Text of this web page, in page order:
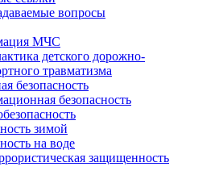
вопросы
МЧС
детского дорожно-
травматизма
безопасность
безопасность
зимой
на воде
защищенность